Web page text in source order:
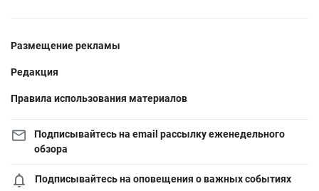
Размещение рекламы
Редакция
Правила использования материалов
Подписывайтесь на email рассылку еженедельного
обзора
Подписывайтесь на оповещения о важных событиях